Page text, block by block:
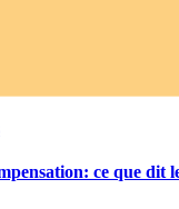
ce que dit